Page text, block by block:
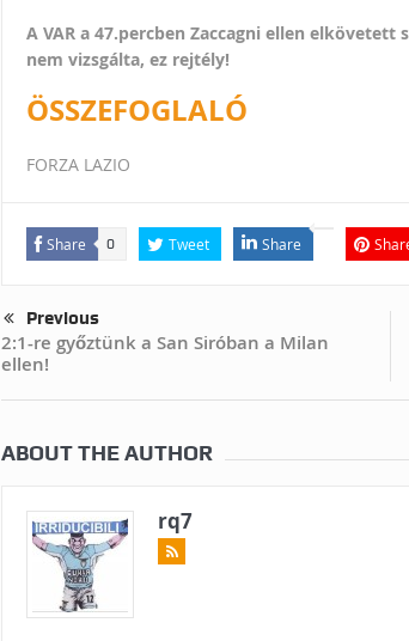
A VAR a 47.percben Zaccagni ellen
nem vizsgálta, ez rejtély!
ÖSSZEFOGLALÓ
FORZA LAZIO
Share 0 Tweet Share
Previous
2:1-re győztünk a San Siróban a Milan
ellen!
ABOUT THE AUTHOR
rq7